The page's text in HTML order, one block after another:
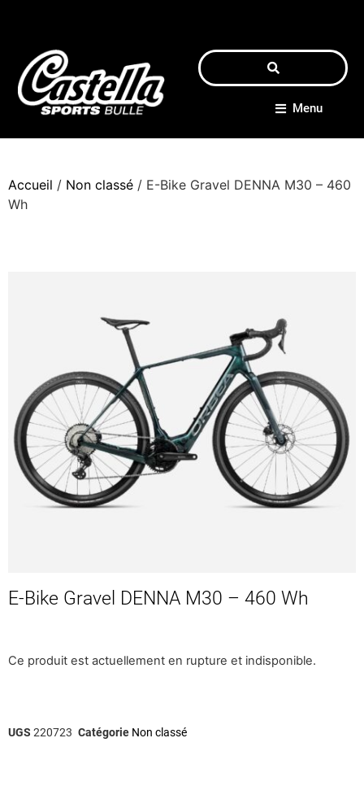
Menu
Accueil / Non classé / E-Bike Gravel DENNA M30 – 460
Wh
E-Bike Gravel DENNA M30 – 460 Wh
Ce produit est actuellement en rupture et indisponible.
UGS 220723 Catégorie Non classé